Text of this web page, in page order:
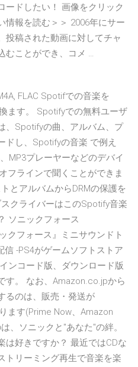
ードしたい！ 画像をクリック
情報を読む＞＞ 2006年にサー
投稿された動画に対してチャ
むことができ、コメ …
FLAC Spotifでの音楽を
ます。 Spotifyでの無料ユーザ
、Spotifyの曲、アルバム、プ
ドし、Spotifyの音楽 で例え
MP3プレーヤーなどのデバイ
フラインで聞くことができま
とアルバムからDRMの保護を
クライバーはこのSpotify音楽
ソニックフォース
クフォース』ミニサウンドト
信 -PS4がゲームソフトストア
ンコード版、ダウンロード版
す。 なお、Amazon.co.jpから
るのは、販売・発送が
ます(Prime Now、Amazon
、ソニックと"あなた"の絆。
は好きですか？ 最近ではCDな
トリーミング再生で音楽を楽